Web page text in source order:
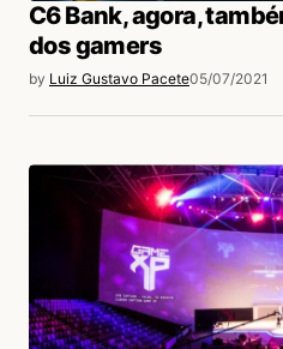
C6 Bank, agora,
dos gamers
by Luiz Gustavo Pacete05/07/2021